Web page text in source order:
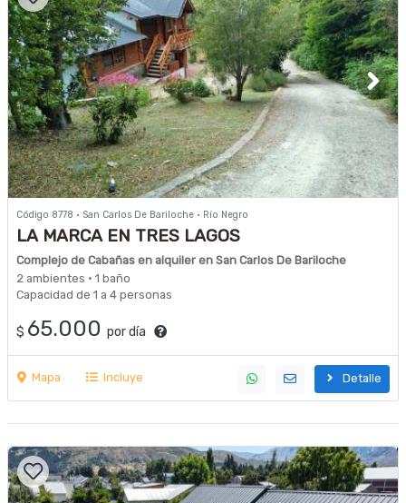
Código 8778 · San Carlos De Bariloche · Río Negro
LA MARCA EN TRES LAGOS
Complejo de Cabañas en alquiler en San Carlos De Bariloche
2 ambientes · 1 baño
Capacidad de 1 a 4 personas
$ 65.000 por día
Mapa Incluye Detalle